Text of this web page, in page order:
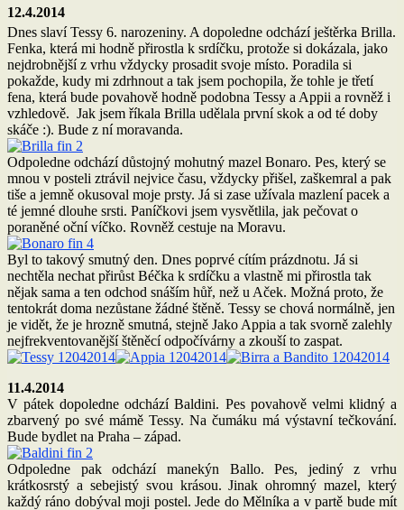
12.4.2014
Dnes slaví Tessy 6. narozeniny. A dopoledne odchází ještěrka Brilla.
Fenka, která mi hodně přirostla k srdíčku, protože si dokázala, jako
nejdrobnější z vrhu vždycky prosadit svoje místo. Poradila si
pokažde, kudy mi zdrhnout a tak jsem pochopila, že tohle je třetí
fena, která bude povahově hodně podobna Tessy a Appii a rovněž i
vzhledově. Jak jsem říkala Brilla udělala první skok a od té doby
skáče :). Bude z ní moravanda.
Odpoledne odchází důstojný mohutný mazel Bonaro. Pes, který se
mnou v posteli ztrávil nejvice času, vždycky přišel, zaškemral a pak
tiše a jemně okusoval moje prsty. Já si zase užívala mazlení pacek a
té jemné dlouhe srsti. Paníčkovi jsem vysvětlila, jak pečovat o
poraněné oční víčko. Rovněž cestuje na Moravu.
Byl to takový smutný den. Dnes poprvé cítím prázdnotu. Já si
nechtěla nechat přirůst Béčka k srdíčku a vlastně mi přirostla tak
nějak sama a ten odchod snáším hůř, než u Aček. Možná proto, že
tentokrát doma nezůstane žádné štěně. Tessy se chová normálně, jen
je vidět, že je hrozně smutná, stejně Jako Appia a tak svorně zalehly
nejfrekventovanější štěněcí odpočívárny a zkouší to zaspat.
11.4.2014
V pátek dopoledne odchází Baldini. Pes povahově velmi klidný a
zbarvený po své mámě Tessy. Na čumáku má výstavní tečkování.
Bude bydlet na Praha – západ.
Odpoledne pak odchází manekýn Ballo. Pes, jediný z vrhu
krátkosrstý a sebejistý svou krásou. Jinak ohromný mazel, který
každý ráno dobýval moji postel. Jede do Mělníka a v partě bude mít